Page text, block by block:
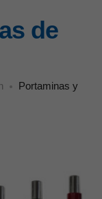
de
Portaminas y